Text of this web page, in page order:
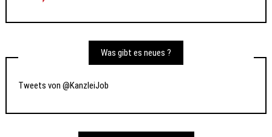
Was gibt es neues ?
Tweets von @KanzleiJob